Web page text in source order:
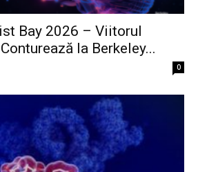
Bay 2026 – Viitorul
la Berkeley...
0